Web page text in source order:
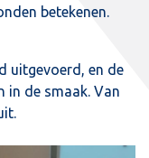
betekenen.
uitgevoerd, en de
in de smaak. Van